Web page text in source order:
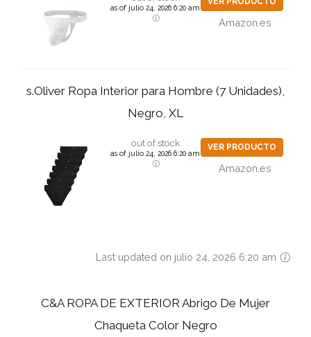
as of julio 24, 2026 6:20 am
Amazon.es
s.Oliver Ropa Interior para Hombre (7 Unidades),
Negro, XL
out of stock
as of julio 24, 2026 6:20 am
VER PRODUCTO
Amazon.es
Last updated on julio 24, 2026 6:20 am
C&A ROPA DE EXTERIOR Abrigo De Mujer
Chaqueta Color Negro